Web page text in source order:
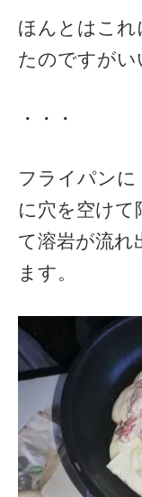
ほんとはこれ
たのですが
・・・
フライパンに
に穴を空けて
て溶岩が流れ
ます。